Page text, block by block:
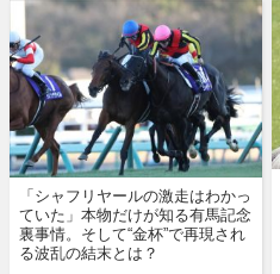
「シャフリヤールの激走はわかっ
ていた」本物だけが知る有馬記念
裏事情。そして“金杯”で再現され
る波乱の結末とは？